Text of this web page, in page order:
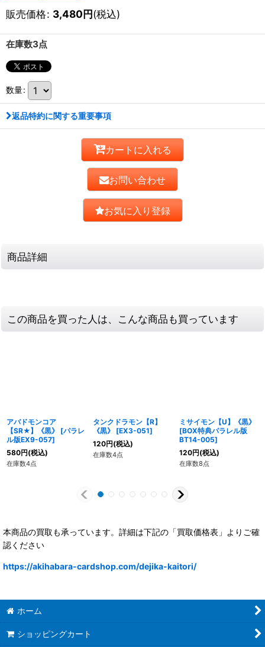
販売価格: 3,480円(税込)
在庫数3点
数量:
返品特約に関する重要事項
カートに入れる
お問い合わせ
お気に入り登録
商品詳細
この商品を買った人は、こんな商品も買っています
アバドモンコア
【SR★】《黒》
[パラレ
ル版EX9-057]
580円(税込)
在庫数4点
タンクドラモン【R】
《黒》
[EX3-051]
120円(税込)
在庫数4点
ミサイモン【U】《黒》
[BOX特典パラレル版
BT14-005]
120円(税込)
在庫数8点
本商品の買取も承っています。詳細は下記の「買取価格表」よりご確
認ください
https://akihabara-cardshop.com/dejika-kaitori/
ホーム
ショッピングカート